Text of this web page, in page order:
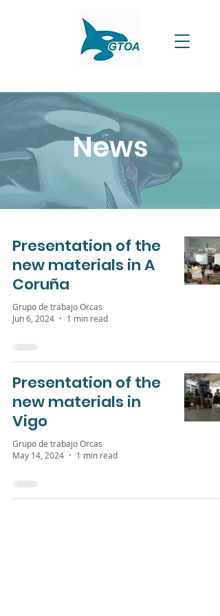
News
Presentation of the
new materials in A
Coruña
Grupo de trabajo Orcas
Jun 6, 2024
1 min read
Presentation of the
new materials in
Vigo
Grupo de trabajo Orcas
May 14, 2024
1 min read